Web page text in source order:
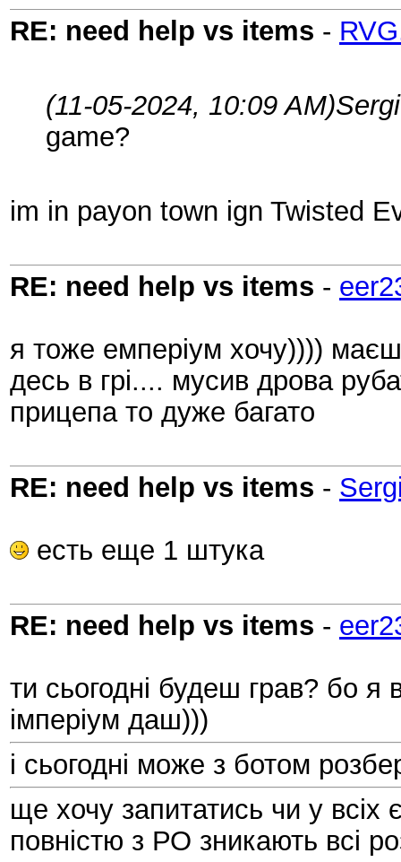
RE: need help vs items -
(11-05-2024, 10:09 AM)
game?
im in payon town ign Twisted
RE: need help vs items -
я тоже емперіум хочу))))
десь в грі.... мусив дрова
прицепа то дуже багато
RE: need help vs items -
есть еще 1 штука
RE: need help vs items -
ти сьогодні будеш грав? бо я
імперіум даш)))
і сьогодні може з ботом
ще хочу запитатись чи у
повністю з РО зникають всі